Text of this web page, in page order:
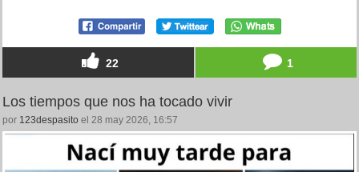
22 1
Los tiempos que nos ha tocado vivir
por 123despasito el 28 may 2026, 16:57